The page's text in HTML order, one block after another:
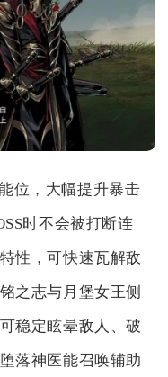
位，大幅提升暴击
时不会被打断连
性，可快速瓦解敌
之志与月堡女王侧
稳定眩晕敌人、破
落神医能召唤辅助